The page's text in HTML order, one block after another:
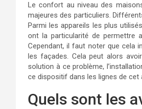
Le confort au niveau des
majeures des particuliers.
Parmi les appareils les plus
ont la particularité de permettre
Cependant, il faut noter que cela
les façades. Cela peut alors
solution à ce problème,
ce dispositif dans les lignes de cet
Quels sont les